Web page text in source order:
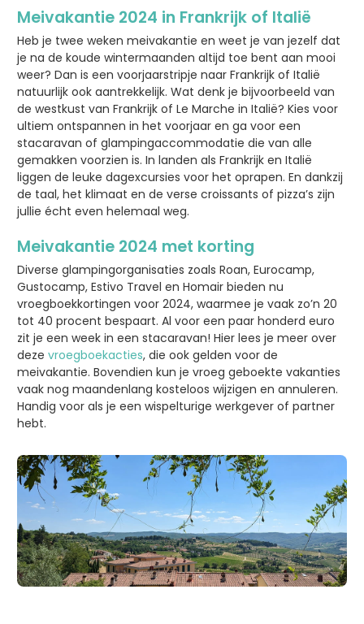
Meivakantie 2024 in Frankrijk of Italië
Heb je twee weken meivakantie en weet je van jezelf dat
je na de koude wintermaanden altijd toe bent aan mooi
weer? Dan is een voorjaarstripje naar Frankrijk of Italië
natuurlijk ook aantrekkelijk. Wat denk je bijvoorbeeld van
de westkust van Frankrijk of Le Marche in Italië? Kies voor
ultiem ontspannen in het voorjaar en ga voor een
stacaravan of glampingaccommodatie die van alle
gemakken voorzien is. In landen als Frankrijk en Italië
liggen de leuke dagexcursies voor het oprapen. En dankzij
de taal, het klimaat en de verse croissants of pizza’s zijn
jullie écht even helemaal weg.
Meivakantie 2024 met korting
Diverse glampingorganisaties zoals Roan, Eurocamp,
Gustocamp, Estivo Travel en Homair bieden nu
vroegboekkortingen voor 2024, waarmee je vaak zo’n 20
tot 40 procent bespaart. Al voor een paar honderd euro
zit je een week in een stacaravan! Hier lees je meer over
deze vroegboekacties, die ook gelden voor de
meivakantie. Bovendien kun je vroeg geboekte vakanties
vaak nog maandenlang kosteloos wijzigen en annuleren.
Handig voor als je een wispelturige werkgever of partner
hebt.